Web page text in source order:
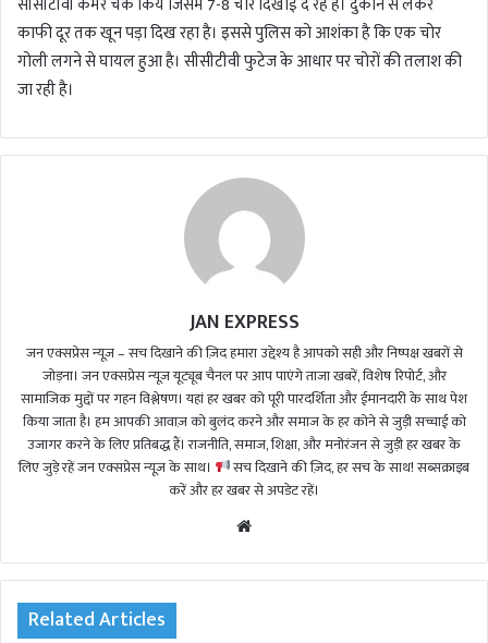
काफी दूर तक खून पड़ा दिख रहा है। इससे पुलिस को आशंका है कि एक चोर
गोली लगने से घायल हुआ है। सीसीटीवी फुटेज के आधार पर चोरों की तलाश की
जा रही है।
JAN EXPRESS
जन एक्सप्रेस न्यूज़ – सच दिखाने की ज़िद हमारा उद्देश्य है आपको सही और निष्पक्ष खबरों से
जोड़ना। जन एक्सप्रेस न्यूज़ यूट्यूब चैनल पर आप पाएंगे ताजा खबरें, विशेष रिपोर्ट, और
सामाजिक मुद्दों पर गहन विश्लेषण। यहां हर खबर को पूरी पारदर्शिता और ईमानदारी के साथ पेश
किया जाता है। हम आपकी आवाज़ को बुलंद करने और समाज के हर कोने से जुड़ी सच्चाई को
उजागर करने के लिए प्रतिबद्ध हैं। राजनीति, समाज, शिक्षा, और मनोरंजन से जुड़ी हर खबर के
लिए जुड़े रहें जन एक्सप्रेस न्यूज़ के साथ।
सच दिखाने की ज़िद, हर सच के साथ! सब्सक्राइब
करें और हर खबर से अपडेट रहें।
te
Related Articles